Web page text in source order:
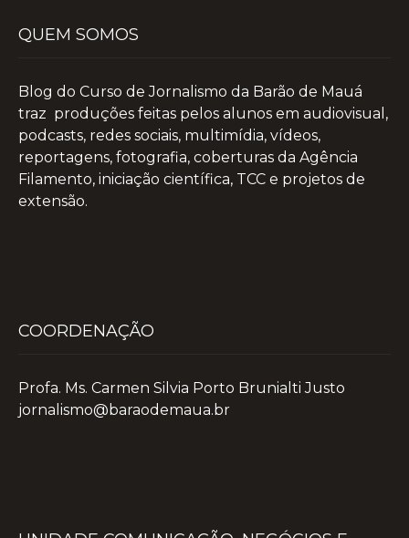
QUEM SOMOS
Blog do Curso de Jornalismo da Barão de Mauá
traz produções feitas pelos alunos em audiovisual,
podcasts, redes sociais, multimídia, vídeos,
reportagens, fotografia, coberturas da Agência
Filamento, iniciação científica, TCC e projetos de
extensão.
COORDENAÇÃO
Profa. Ms. Carmen Silvia Porto Brunialti Justo
jornalismo@baraodemaua.br